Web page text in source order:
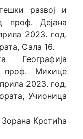
развој и
проф. Дејана
2023. год.
Сала 16.
проф. Микице
2023. год.
Учионица
Крстића